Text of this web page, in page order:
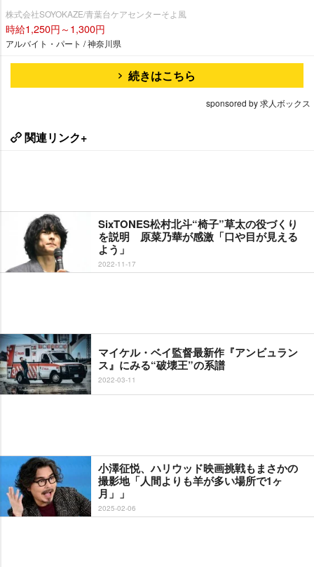
株式会社SOYOKAZE/青葉台ケアセンターそよ風
時給1,250円～1,300円
アルバイト・パート / 神奈川県
続きはこちら
sponsored by 求人ボックス
関連リンク+
SixTONES松村北斗“椅子”草太の役づくり
を説明 原菜乃華が感激「口や目が見える
よう」
2022-11-17
マイケル・ベイ監督最新作『アンビュラン
ス』にみる“破壊王”の系譜
2022-03-11
小澤征悦、ハリウッド映画挑戦もまさかの
撮影地「人間よりも羊が多い場所で1ヶ
月」」
2025-02-06